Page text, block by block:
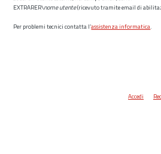
EXTRARER\nome utente(ricevuto tramite email di
Per problemi tecnici contatta l’assistenza informatica.
Accedi